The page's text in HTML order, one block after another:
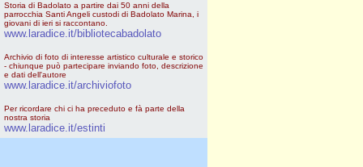
Storia di Badolato a partire dai 50 anni della
parrocchia Santi Angeli custodi di Badolato Marina, i
giovani di ieri si raccontano.
www.laradice.it/bibliotecabadolato
Archivio di foto di interesse artistico culturale e storico
- chiunque può partecipare inviando foto, descrizione
e dati dell'autore
www.laradice.it/archiviofoto
Per ricordare chi ci ha preceduto e fà parte della
nostra storia
www.laradice.it/estinti